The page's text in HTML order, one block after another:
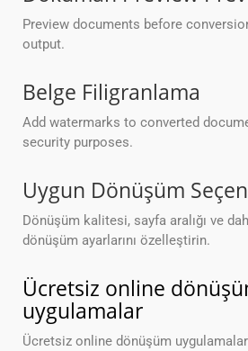
Preview documents before
output.
Belge Filigranlama
Add watermarks to converted
security purposes.
Uygun Dönüşüm
Dönüşüm kalitesi, sayfa aralığı ve
dönüşüm ayarlarını özelleştirin.
Ücretsiz online
uygulamalar
Ücretsiz online dönüşüm